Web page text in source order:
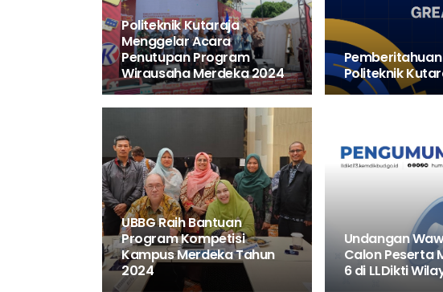
Politeknik Kutaraja
Menggelar Acara
Penutupan Program
Wirausaha Merdeka 2024
Politeknik
UBBG Raih Bantuan
Program Kompetisi
Kampus Merdeka Tahun
2024
Undangan
Calon Peserta
6 di LLDikti